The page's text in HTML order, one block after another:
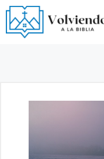
Saltar
al
contenido